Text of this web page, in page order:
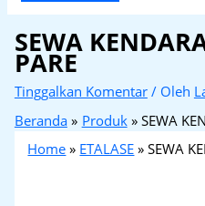
SEWA
PARE
Tinggalkan Komentar / Oleh
Beranda
Produk
SEWA
Home » ETALASE »SEWA